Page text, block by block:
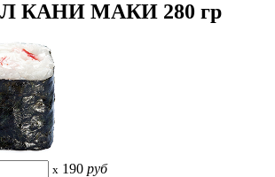
КАНИ МАКИ 280 гр
x 190 руб